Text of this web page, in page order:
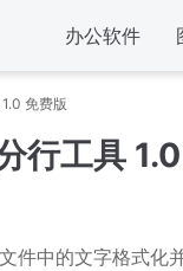
办公软件
免费版
行工具
件中的文字格式